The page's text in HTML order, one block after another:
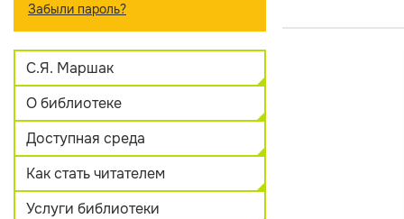
Забыли пароль?
С.Я. Маршак
О библиотеке
Доступная среда
Как стать читателем
Услуги библиотеки